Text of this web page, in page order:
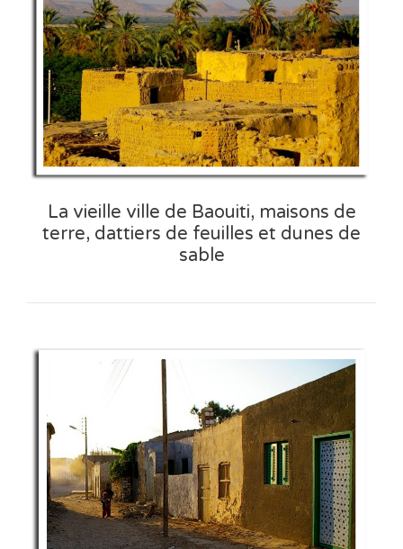
La vieille ville de Baouiti, maisons de
terre, dattiers de feuilles et dunes de
sable